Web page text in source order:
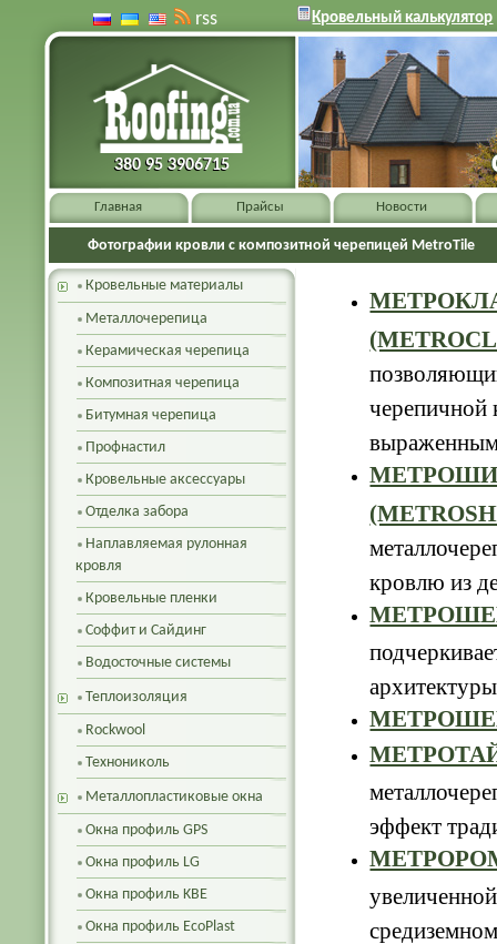
380 95 3906715
380 95 3906715
Главная Прайсы Новости
Фотографии кровли с композитной черепицей MetroTile
черепичной
кровлю из
эффект
Кровельные материалы
Металлочерепица
Керамическая черепица
Композитная черепица
Битумная черепица
Профнастил
Кровельные аксессуары
Отделка забора
Наплавляемая рулонная
кровля
Кровельные пленки
Соффит и Сайдинг
Водосточные системы
Теплоизоляция
Rockwool
Технониколь
Металлопластиковые окна
Окна профиль GPS
Окна профиль LG
Окна профиль KBE
Окна профиль EcoPlast
rss Кровельный калькулятор